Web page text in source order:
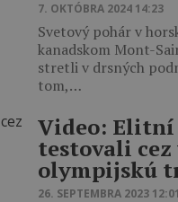
7. OKTÓBRA 2024 14:23
Svetový pohár v
kanadskom Mont-
stretli v drsných
tom,…
Video: Elitní
testovali
olympijskú
26. SEPTEMBRA 2023 12:01